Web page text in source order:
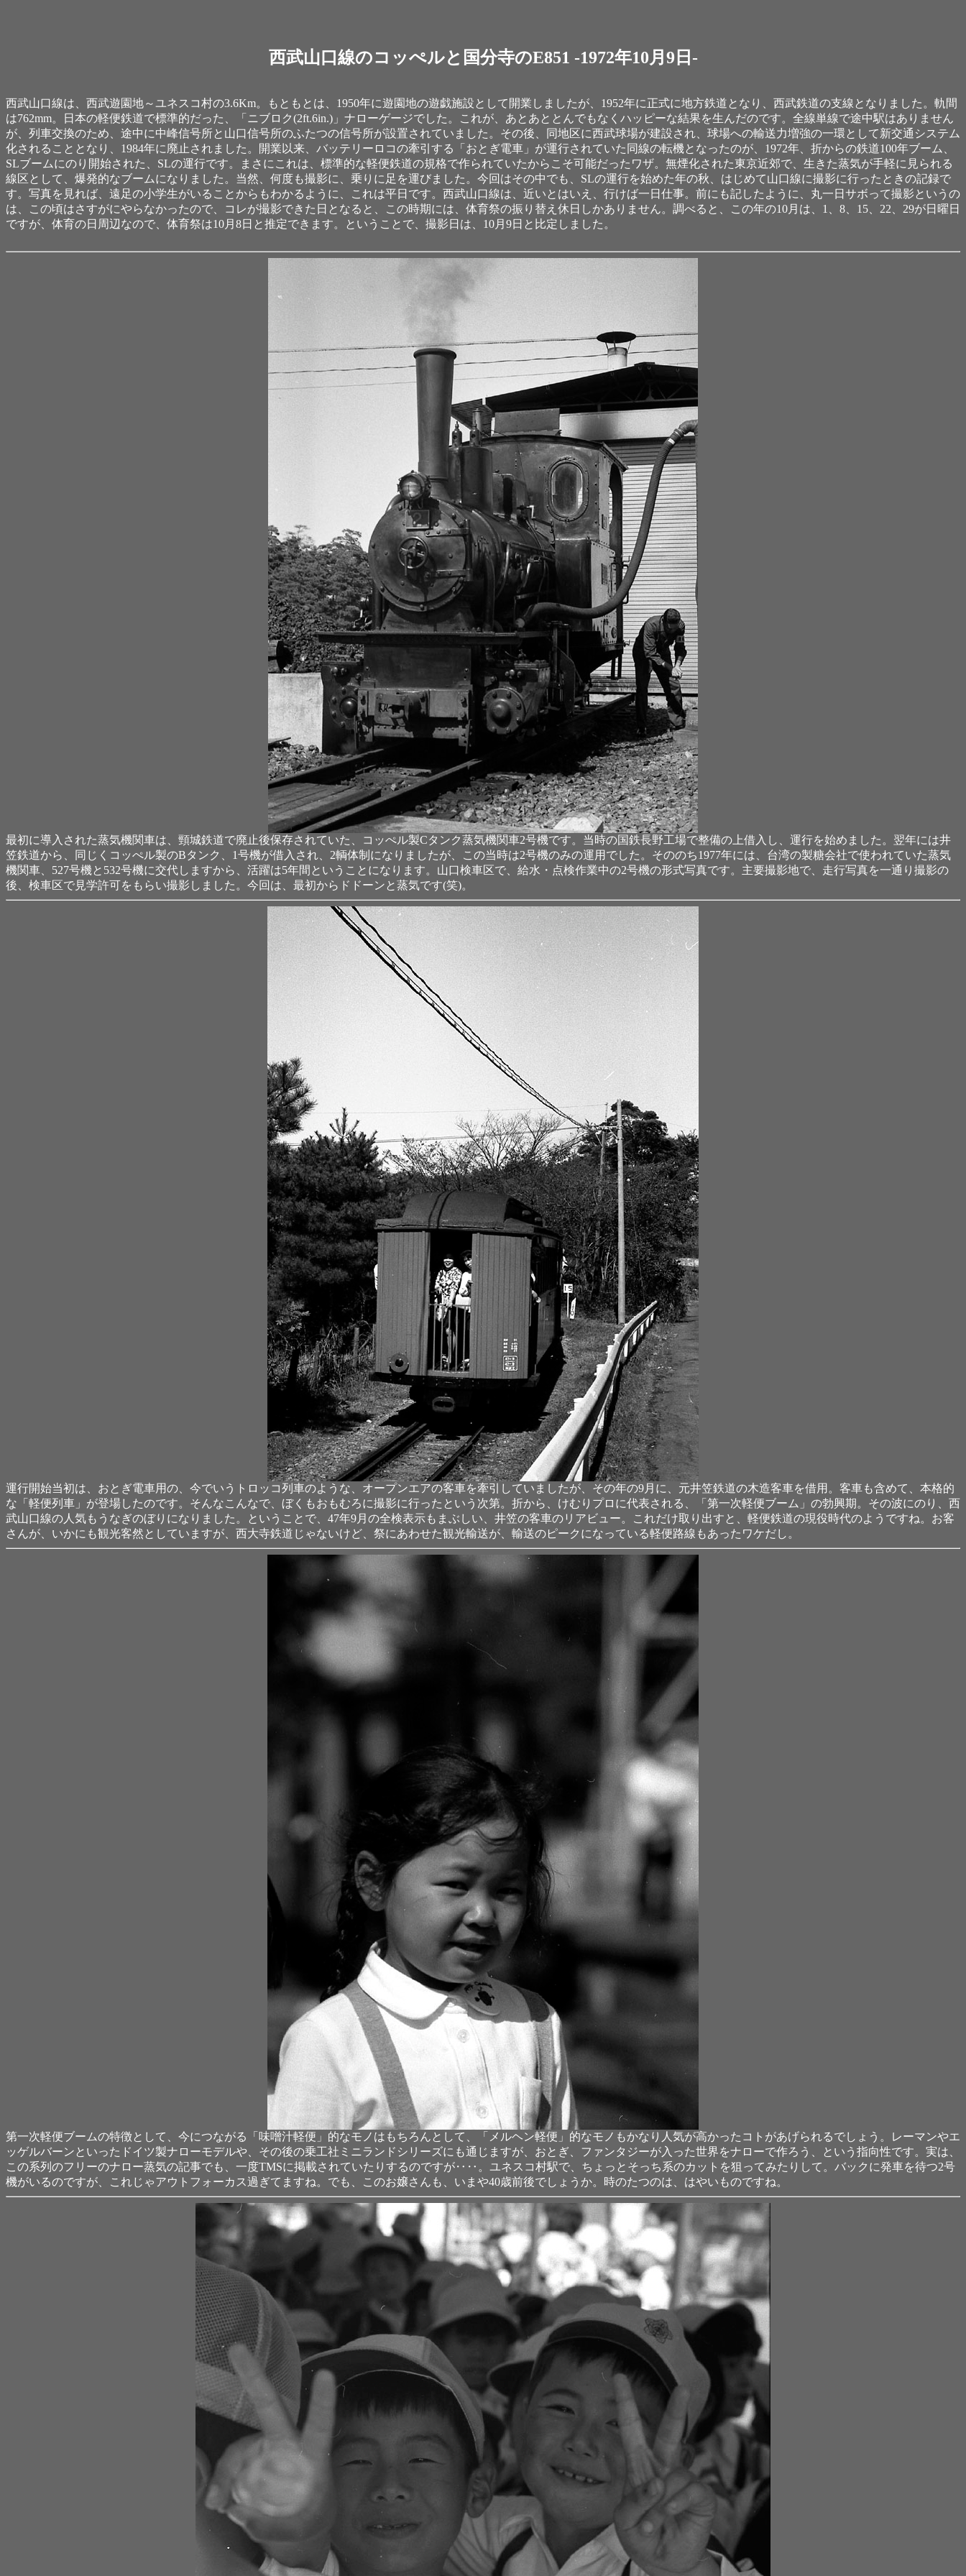
西武山口線のコッぺルと国分寺のE851 -1972年10月9日-
西武山口線は、西武遊園地～ユネスコ村の3.6Km。もともとは、1950年に遊園地の遊戯施設として開業しましたが、1952年に正式に地方鉄道となり、西武鉄道の支線となりました。軌間
は762mm。日本の軽便鉄道で標準的だった、「ニブロク(2ft.6in.)」ナローゲージでした。これが、あとあととんでもなくハッピーな結果を生んだのです。全線単線で途中駅はありません
が、列車交換のため、途中に中峰信号所と山口信号所のふたつの信号所が設置されていました。その後、同地区に西武球場が建設され、球場への輸送力増強の一環として新交通システム
化されることとなり、1984年に廃止されました。開業以来、バッテリーロコの牽引する「おとぎ電車」が運行されていた同線の転機となったのが、1972年、折からの鉄道100年ブーム、
SLブームにのり開始された、SLの運行です。まさにこれは、標準的な軽便鉄道の規格で作られていたからこそ可能だったワザ。無煙化された東京近郊で、生きた蒸気が手軽に見られる
線区として、爆発的なブームになりました。当然、何度も撮影に、乗りに足を運びました。今回はその中でも、SLの運行を始めた年の秋、はじめて山口線に撮影に行ったときの記録で
す。写真を見れば、遠足の小学生がいることからもわかるように、これは平日です。西武山口線は、近いとはいえ、行けば一日仕事。前にも記したように、丸一日サボって撮影というの
は、この頃はさすがにやらなかったので、コレが撮影できた日となると、この時期には、体育祭の振り替え休日しかありません。調べると、この年の10月は、1、8、15、22、29が日曜日
ですが、体育の日周辺なので、体育祭は10月8日と推定できます。ということで、撮影日は、10月9日と比定しました。
最初に導入された蒸気機関車は、頸城鉄道で廃止後保存されていた、コッぺル製Cタンク蒸気機関車2号機です。当時の国鉄長野工場で整備の上借入し、運行を始めました。翌年には井
笠鉄道から、同じくコッぺル製のBタンク、1号機が借入され、2輌体制になりましたが、この当時は2号機のみの運用でした。そののち1977年には、台湾の製糖会社で使われていた蒸気
機関車、527号機と532号機に交代しますから、活躍は5年間ということになります。山口検車区で、給水・点検作業中の2号機の形式写真です。主要撮影地で、走行写真を一通り撮影の
後、検車区で見学許可をもらい撮影しました。今回は、最初からドドーンと蒸気です(笑)。
運行開始当初は、おとぎ電車用の、今でいうトロッコ列車のような、オープンエアの客車を牽引していましたが、その年の9月に、元井笠鉄道の木造客車を借用。客車も含めて、本格的
な「軽便列車」が登場したのです。そんなこんなで、ぼくもおもむろに撮影に行ったという次第。折から、けむりプロに代表される、「第一次軽便ブーム」の勃興期。その波にのり、西
武山口線の人気もうなぎのぼりになりました。ということで、47年9月の全検表示もまぶしい、井笠の客車のリアビュー。これだけ取り出すと、軽便鉄道の現役時代のようですね。お客
さんが、いかにも観光客然としていますが、西大寺鉄道じゃないけど、祭にあわせた観光輸送が、輸送のピークになっている軽便路線もあったワケだし。
第一次軽便ブームの特徴として、今につながる「味噌汁軽便」的なモノはもちろんとして、「メルヘン軽便」的なモノもかなり人気が高かったコトがあげられるでしょう。レーマンやエ
ッゲルバーンといったドイツ製ナローモデルや、その後の乗工社ミニランドシリーズにも通じますが、おとぎ、ファンタジーが入った世界をナローで作ろう、という指向性です。実は、
この系列のフリーのナロー蒸気の記事でも、一度TMSに掲載されていたりするのですが‥‥。ユネスコ村駅で、ちょっとそっち系のカットを狙ってみたりして。バックに発車を待つ2号
機がいるのですが、これじゃアウトフォーカス過ぎてますね。でも、このお嬢さんも、いまや40歳前後でしょうか。時のたつのは、はやいものですね。